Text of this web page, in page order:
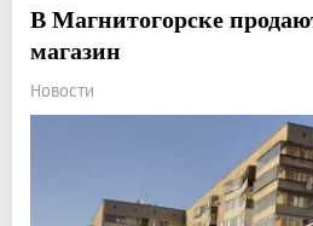
В Магнитогорске
магазин
Новости